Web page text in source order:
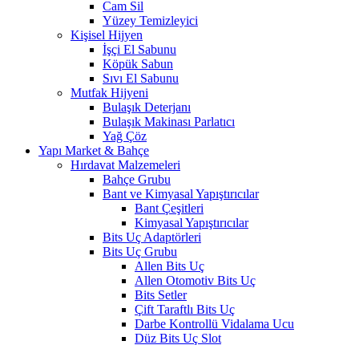
Cam Sil
Yüzey Temizleyici
Kişisel Hijyen
İşçi El Sabunu
Köpük Sabun
Sıvı El Sabunu
Mutfak Hijyeni
Bulaşık Deterjanı
Bulaşık Makinası Parlatıcı
Yağ Çöz
Yapı Market & Bahçe
Hırdavat Malzemeleri
Bahçe Grubu
Bant ve Kimyasal Yapıştırıcılar
Bant Çeşitleri
Kimyasal Yapıştırıcılar
Bits Uç Adaptörleri
Bits Uç Grubu
Allen Bits Uç
Allen Otomotiv Bits Uç
Bits Setler
Çift Taraftlı Bits Uç
Darbe Kontrollü Vidalama Ucu
Düz Bits Uç Slot